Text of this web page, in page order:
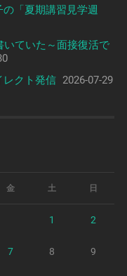
「夏期講習見学週
ていた～面接復活で
レクト発信 2026-07-29
金 土 日
1 2
7 8 9